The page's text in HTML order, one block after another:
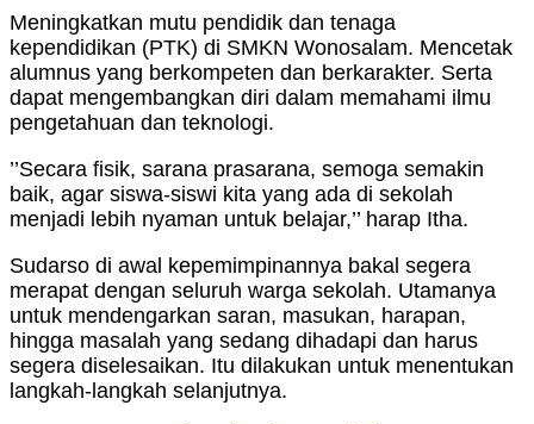
Meningkatkan mutu pendidik dan tenaga
kependidikan (PTK) di SMKN Wonosalam. Mencetak
alumnus yang berkompeten dan berkarakter. Serta
dapat mengembangkan diri dalam memahami ilmu
pengetahuan dan teknologi.
’’Secara fisik, sarana prasarana, semoga semakin
baik, agar siswa-siswi kita yang ada di sekolah
menjadi lebih nyaman untuk belajar,’’ harap Itha.
Sudarso di awal kepemimpinannya bakal segera
merapat dengan seluruh warga sekolah. Utamanya
untuk mendengarkan saran, masukan, harapan,
hingga masalah yang sedang dihadapi dan harus
segera diselesaikan. Itu dilakukan untuk menentukan
langkah-langkah selanjutnya.